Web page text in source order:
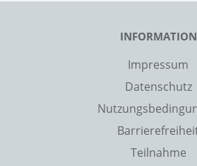
INFORMATION
Impressum
Datenschutz
Teilnahme